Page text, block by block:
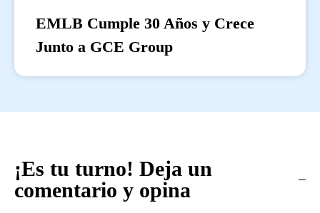
EMLB Cumple 30 Años y Crece
Junto a GCE Group
¡Es tu turno! Deja un
comentario y opina